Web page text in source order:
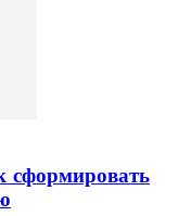
сформировать